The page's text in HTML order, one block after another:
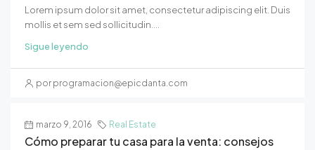
Lorem ipsum dolor sit amet, consectetur adipiscing elit. Duis
mollis et sem sed sollicitudin....
Sigue leyendo
por programacion@epicdanta.com
marzo 9, 2016 Real Estate
Cómo preparar tu casa para la venta: consejos